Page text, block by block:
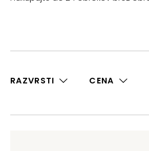
RAZVRSTI CENA